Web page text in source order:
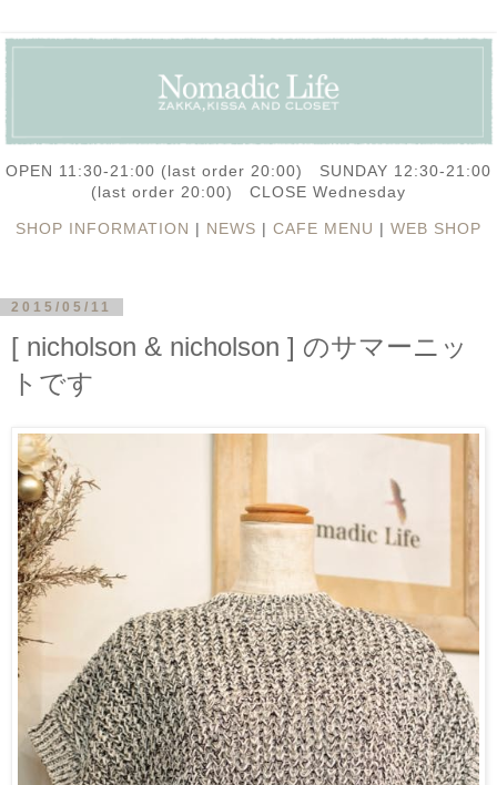
OPEN 11:30-21:00 (last order 20:00) SUNDAY 12:30-21:00
(last order 20:00) CLOSE Wednesday
SHOP INFORMATION | NEWS | CAFE MENU | WEB SHOP
2015/05/11
[ nicholson & nicholson ] のサマーニッ
トです